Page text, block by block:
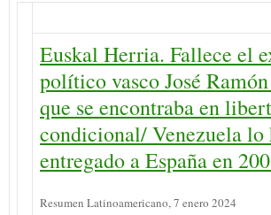
Euskal Herria. Fallece el
político vasco José
que se encontraba en
condicional/ Venezuela lo
entregado a España en
Resumen Latinoamericano, 7 enero 2024